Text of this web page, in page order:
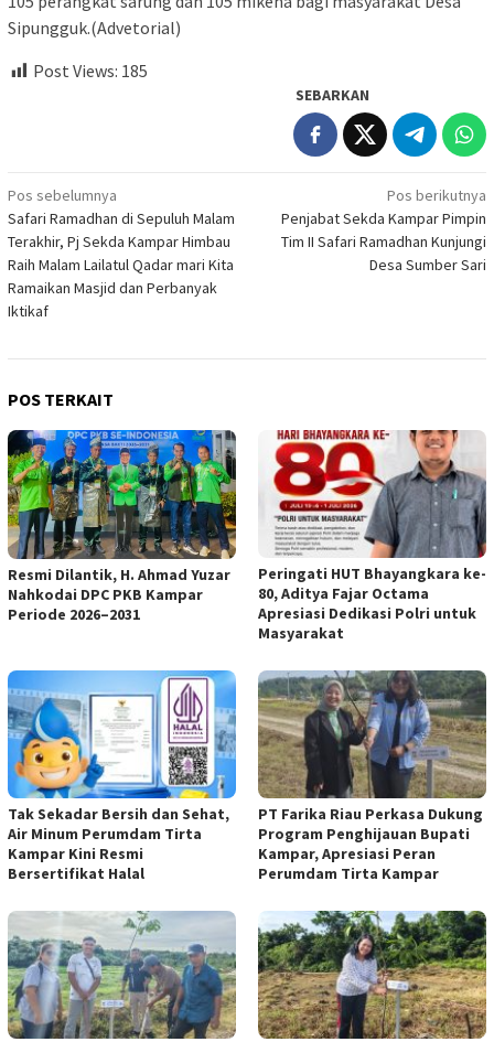
Sipungguk.(Advetorial)
Post Views: 185
SEBARKAN
Navigasi
pos
Pos sebelumnya
Safari Ramadhan di Sepuluh Malam
Terakhir, Pj Sekda Kampar Himbau
Raih Malam Lailatul Qadar mari Kita
Ramaikan Masjid dan Perbanyak
Iktikaf
Pos berikutnya
Penjabat Sekda Kampar Pimpin
Tim II Safari Ramadhan Kunjungi
Desa Sumber Sari
POS TERKAIT
Resmi Dilantik, H. Ahmad Yuzar
Nahkodai DPC PKB Kampar
Periode 2026–2031
Peringati HUT Bhayangkara ke-
80, Aditya Fajar Octama
Apresiasi Dedikasi Polri untuk
Masyarakat
Tak Sekadar Bersih dan Sehat,
Air Minum Perumdam Tirta
Kampar Kini Resmi
Bersertifikat Halal
PT Farika Riau Perkasa Dukung
Program Penghijauan Bupati
Kampar, Apresiasi Peran
Perumdam Tirta Kampar